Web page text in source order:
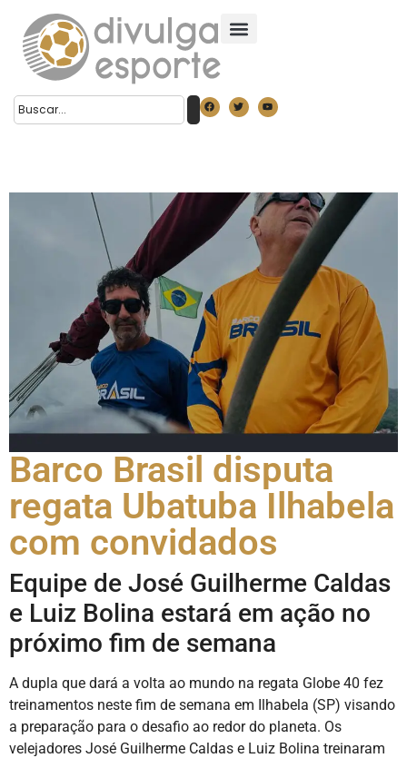
Barco Brasil disputa
regata Ubatuba Ilhabela
com convidados
Equipe de José Guilherme Caldas
e Luiz Bolina estará em ação no
próximo fim de semana
A dupla que dará a volta ao mundo na regata Globe 40 fez
treinamentos neste fim de semana em Ilhabela (SP) visando
a preparação para o desafio ao redor do planeta. Os
velejadores José Guilherme Caldas e Luiz Bolina treinaram